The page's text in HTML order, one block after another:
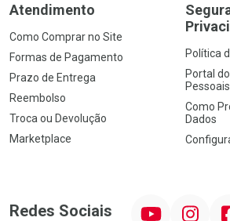
Atendimento
Como Comprar no Site
Formas de Pagamento
Prazo de Entrega
Reembolso
Troca ou Devolução
Marketplace
Política
Portal
Pessoais
Como
Dados
Redes Sociais Instagram